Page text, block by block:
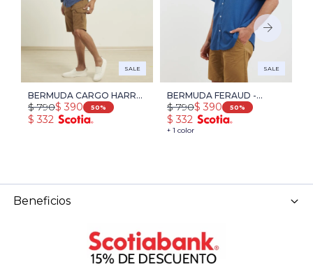
SALE
BERMUDA CARGO HARRY
- CAMEL
$ 390
$ 790 50
$ 332
SALE
BERMUDA FERAUD -
CAMEL
+ 1 color
$ 390
$ 790 50
$ 332
Beneficios